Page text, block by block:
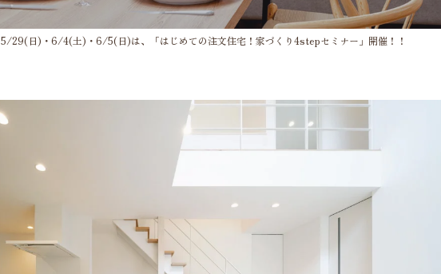
5/29(日)・6/4(土)・6/5(日)は、「はじめての注文住宅！家づくり4stepセミナー」開催！！